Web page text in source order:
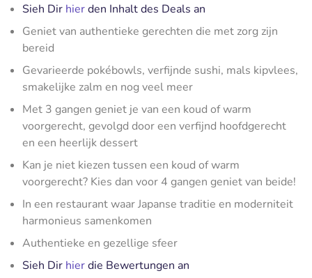
Sieh Dir hierden Inhalt des Deals an
Geniet van authentieke gerechten die met zorg zijn
bereid
Gevarieerde pokébowls, verfijnde sushi, mals kipvlees,
smakelijke zalm en nog veel meer
Met 3 gangen geniet je van een koud of warm
voorgerecht, gevolgd door een verfijnd hoofdgerecht
en een heerlijk dessert
Kan je niet kiezen tussen een koud of warm
voorgerecht? Kies dan voor 4 gangen geniet van beide!
In een restaurant waar Japanse traditie en moderniteit
harmonieus samenkomen
Authentieke en gezellige sfeer
Sieh Dir hierdie Bewertungen an